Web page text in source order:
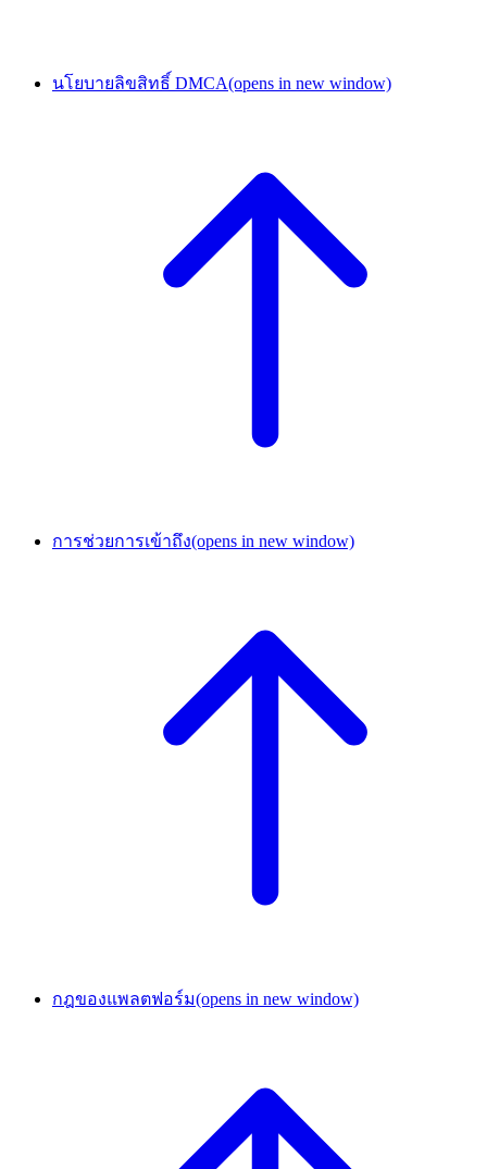
นโยบายลิขสิทธิ์ DMCA(opens in new window)
การช่วยการเข้าถึง(opens in new window)
กฎของแพลตฟอร์ม(opens in new window)